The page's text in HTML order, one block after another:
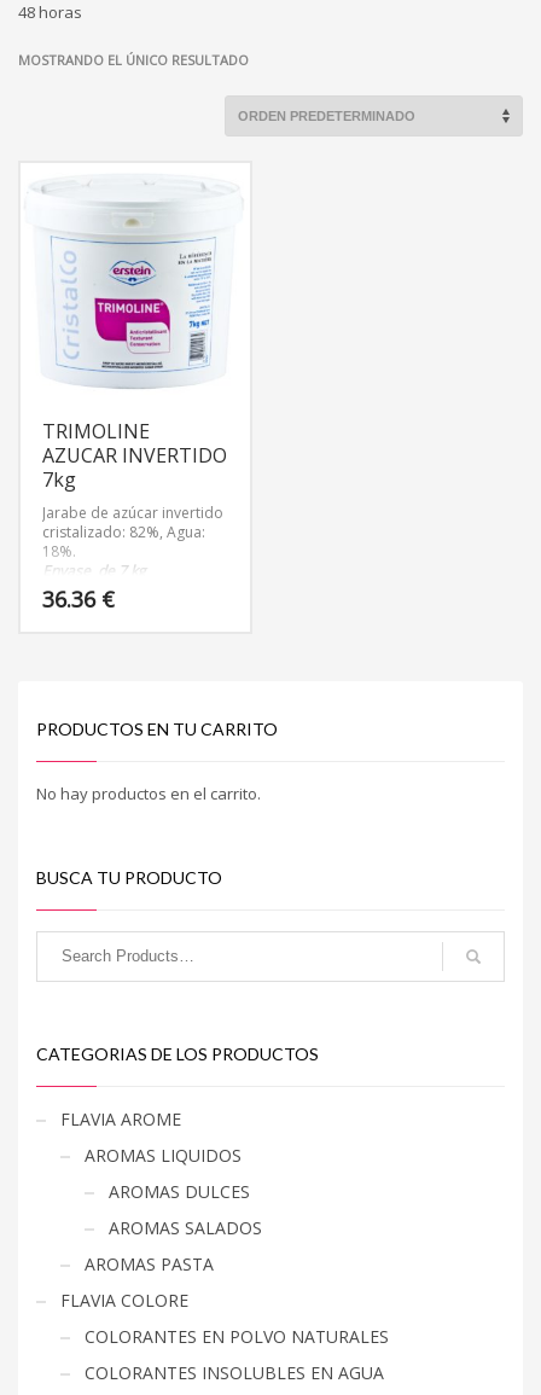
48 horas
MOSTRANDO EL ÚNICO RESULTADO
TRIMOLINE
AZUCAR INVERTIDO
7kg
Jarabe de azúcar invertido
cristalizado: 82%, Agua:
18%.
Envase de 7 kg
36.36 €
PRODUCTOS EN TU CARRITO
No hay productos en el carrito.
BUSCA TU PRODUCTO
CATEGORIAS DE LOS PRODUCTOS
FLAVIA AROME
AROMAS LIQUIDOS
AROMAS DULCES
AROMAS SALADOS
AROMAS PASTA
FLAVIA COLORE
COLORANTES EN POLVO NATURALES
COLORANTES INSOLUBLES EN AGUA